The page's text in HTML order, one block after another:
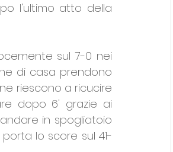
l'ultimo atto della
sul 7-0 nei
di casa prendono
riescono a ricucire
dopo 6' grazie ai
in spogliatoio
lo score sul 41-